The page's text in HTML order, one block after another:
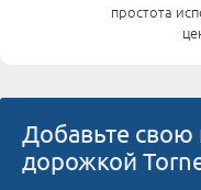
простота
Добавьте свою
дорожкой